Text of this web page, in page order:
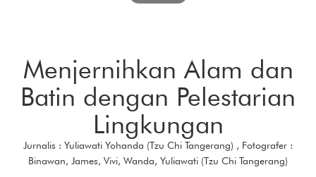
Menjernihkan Alam dan
Batin dengan Pelestarian
Lingkungan
Jurnalis : Yuliawati Yohanda (Tzu Chi Tangerang) , Fotografer :
Binawan, James, Vivi, Wanda, Yuliawati (Tzu Chi Tangerang)